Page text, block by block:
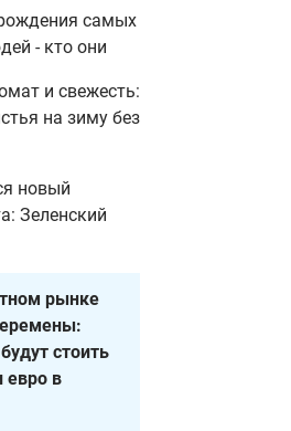
самых
- кто они
и свежесть:
на зиму без
новый
Зеленский
рынке
стоить
евро в